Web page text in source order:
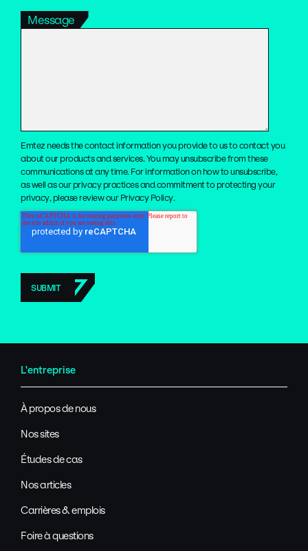
Message
Emtez needs the contact information you provide to us to contact you
about our products and services. You may unsubscribe from these
communications at any time. For information on how to unsubscribe,
as well as our privacy practices and commitment to protecting your
privacy, please review our Privacy Policy.
L'entreprise
À propos de nous
Nos sites
Études de cas
Nos articles
Carrières & emplois
Foire à questions